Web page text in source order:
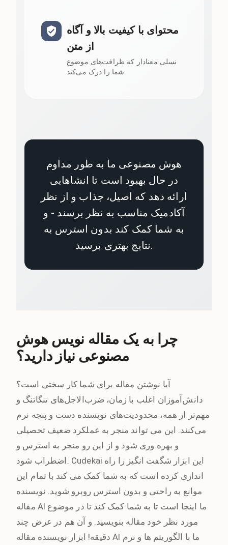
محتوای با کیفیت بالا و آگاه
از متن
نسلی معنادار که ظرافت‌های موضوع
شما را درک می‌کند.
هوش مصنوعی ما به طور مداوم
در حال بهبود است تا انشاهایی
ارائه دهد که اصیل، جذاب و از نظر
آکادمیک مناسب به نظر برسند - و
به شما کمک کند بدون استرس به
نتایج بهتری برسید.
چرا به یک مقاله نویس هوش
مصنوعی نیاز دارید؟
آیا نوشتن مقاله برای شما کار سختی است؟
دانش‌آموزان اغلب با زمان، ضرب‌الاجل‌های تنگاتنگ و
مهم‌تر از همه، محدودیت‌های نویسنده دست و پنجه نرم
می‌کنند. این می تواند منجر به عملکرد ضعیف تحصیلی
و بهره وری شود و از این رو منجر به استرس و
اضطراب شود. Cudekai این ابزار شگفت انگیز را راه
اندازی کرده است که به شما کمک می کند با تمام این
موانع به راحتی و بدون استرس روبرو شوید. نویسنده
مقاله AI ما اینجا است تا به شما کمک کند تا در موضوع
مورد نظر خود مقاله بنویسید. و آن هم در عرض چند
دقیقه! ابزار نویسنده مقاله AI ما با الگوریتم ها و نرم